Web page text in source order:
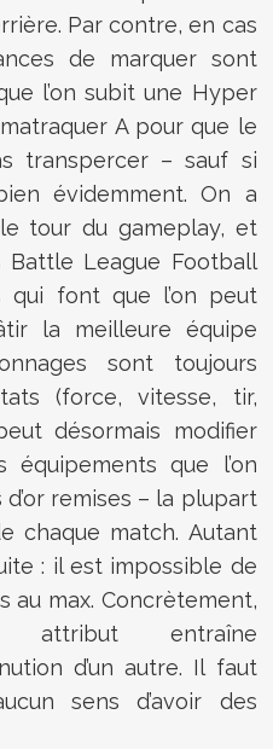
Par contre, en cas
de marquer sont
l’on subit une Hyper
A pour que le
transpercer – sauf si
évidemment. On a
le tour du gameplay, et
Battle League Football
qui font que l’on peut
la meilleure équipe
sont toujours
(force, vitesse, tir,
désormais modifier
que l’on
remises – la plupart
chaque match. Autant
: il est impossible de
au max. Concrètement,
attribut entraîne
d’un autre. Il faut
sens d’avoir des